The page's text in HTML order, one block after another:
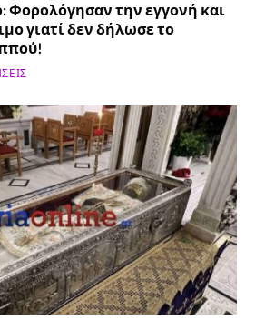
Φορολόγησαν την εγγονή και
γιατί δεν δήλωσε το